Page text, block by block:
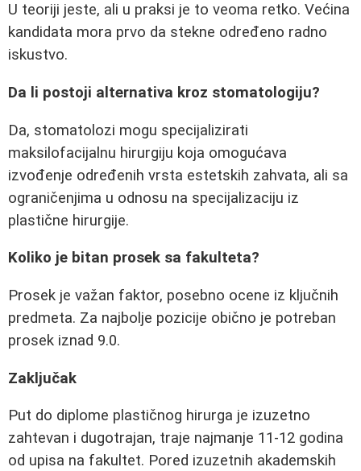
U teoriji jeste, ali u praksi je to veoma retko. Većina
kandidata mora prvo da stekne određeno radno
iskustvo.
Da li postoji alternativa kroz stomatologiju?
Da, stomatolozi mogu specijalizirati
maksilofacijalnu hirurgiju koja omogućava
izvođenje određenih vrsta estetskih zahvata, ali sa
ograničenjima u odnosu na specijalizaciju iz
plastične hirurgije.
Koliko je bitan prosek sa fakulteta?
Prosek je važan faktor, posebno ocene iz ključnih
predmeta. Za najbolje pozicije obično je potreban
prosek iznad 9.0.
Zaključak
Put do diplome plastičnog hirurga je izuzetno
zahtevan i dugotrajan, traje najmanje 11-12 godina
od upisa na fakultet. Pored izuzetnih akademskih